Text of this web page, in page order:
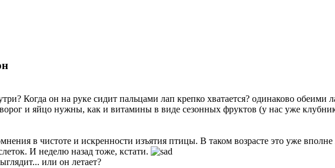
Когда он на руке сидит пальцами лап крепко хватается? одинаково обеими
и яйцо нужны, как и витамины в виде сезонных фруктов (у нас уже
в чистоте и искренности изъятия птицы. В таком возрасте это уже
И неделю назад тоже, кстати.
или он летает?